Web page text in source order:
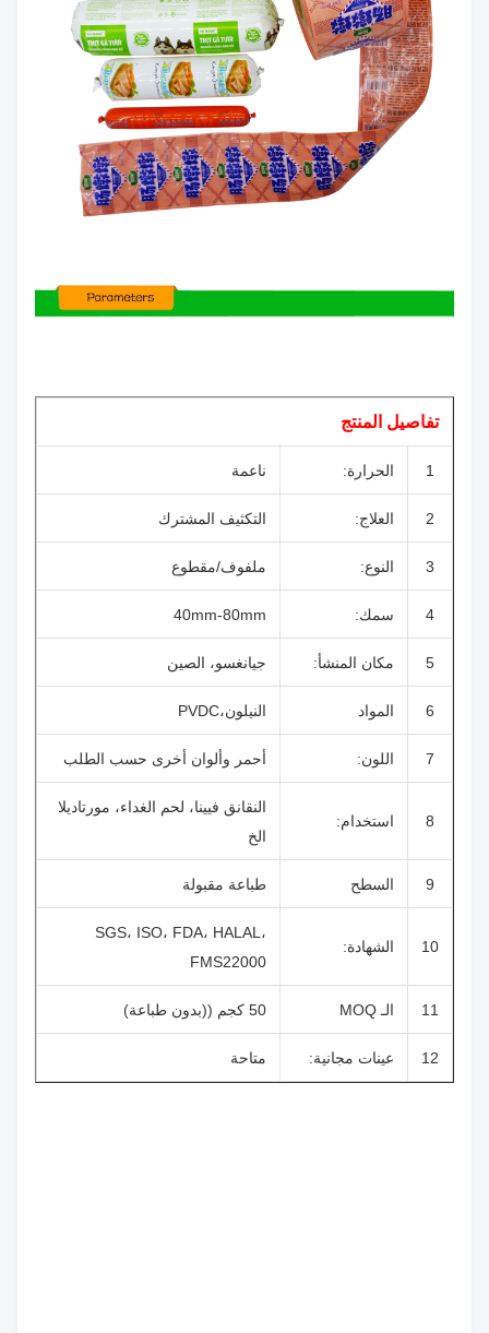
تفاصيل المنتج
1 الحرارة: ناعمة
2 العلاج: التكثيف المشترك
3 النوع: ملفوف/مقطوع
4 سمك: 40mm-80mm
5 مكان المنشأ: جيانغسو، الصين
6 المواد النيلون،PVDC
7 اللون: أحمر وألوان أخرى حسب الطلب
8 استخدام:
النقانق فيينا، لحم الغداء، مورتاديلا
الخ
9 السطح طباعة مقبولة
10 الشهادة:
SGS، ISO، FDA، HALAL،
FMS22000
11 الـ MOQ 50 كجم ((بدون طباعة)
12 عينات مجانية: متاحة